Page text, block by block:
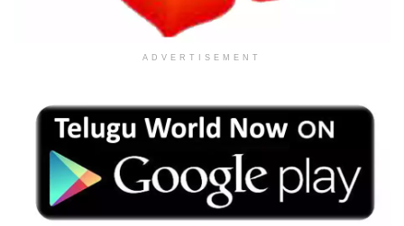
ADVERTISEMENT